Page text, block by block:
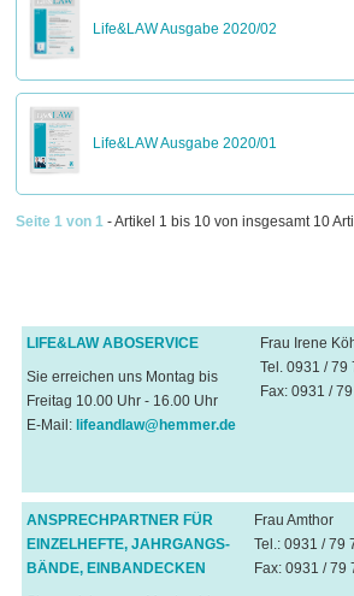
Life&LAW Ausgabe 2020/02
Life&LAW Ausgabe 2020/01
Seite 1 von 1 - Artikel 1 bis 10 von insgesamt 10
LIFE&LAW ABOSERVICE
Sie erreichen uns Montag bis
Freitag 10.00 Uhr - 16.00 Uhr
E-Mail: lifeandlaw@hemmer.de
Frau Irene
Tel. 0931 / 79
Fax: 0931 /
ANSPRECHPARTNER FÜR
EINZELHEFTE, JAHRGANGS-
BÄNDE, EINBANDECKEN
Frau Amthor
Tel.: 0931 / 79
Fax: 0931 / 79